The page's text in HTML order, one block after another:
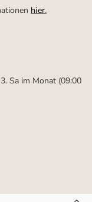
hier.
Sa im Monat (09:00